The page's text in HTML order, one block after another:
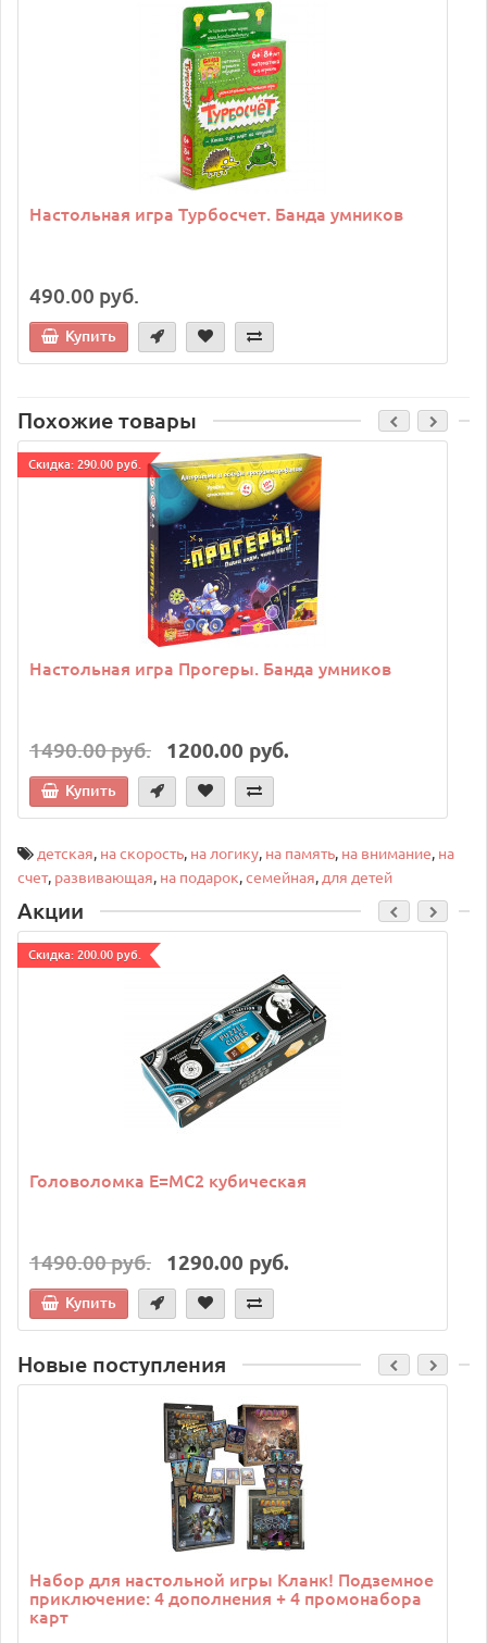
Настольная игра Турбосчет. Банда умников
490.00 руб.
Купить
Похожие товары
Cкидка: 290.00 руб.
Настольная игра Прогеры. Банда умников
1490.00 руб. 1200.00 руб.
Купить
детская, на скорость, на логику, на память, на внимание, на
счет, развивающая, на подарок,семейная, для детей
Акции
Cкидка: 200.00 руб.
Головоломка E=MC2 кубическая
1490.00 руб. 1290.00 руб.
Купить
Новые поступления
Набор для настольной игры Кланк! Подземное
приключение: 4 дополнения + 4 промонабора
карт